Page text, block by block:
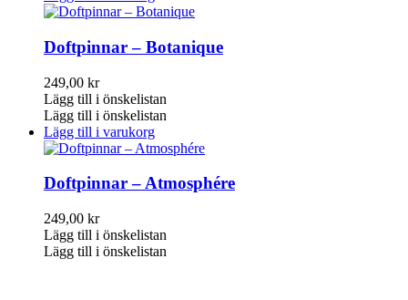
Doftpinnar – Botanique
249,00 kr
Lägg till i önskelistan
Lägg till i önskelistan
Lägg till i varukorg
Doftpinnar – Atmosphére
249,00 kr
Lägg till i önskelistan
Lägg till i önskelistan